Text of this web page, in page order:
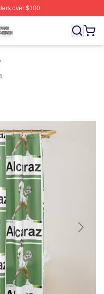
over $100
Licensed Carlos